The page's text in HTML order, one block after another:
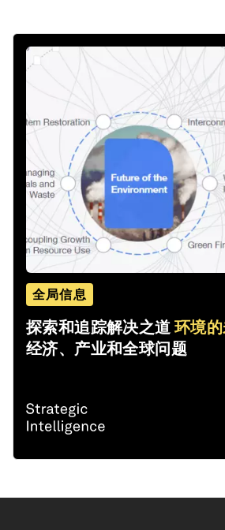
全局信息
探索和追踪解决之道环境
经济、产业和全球问题